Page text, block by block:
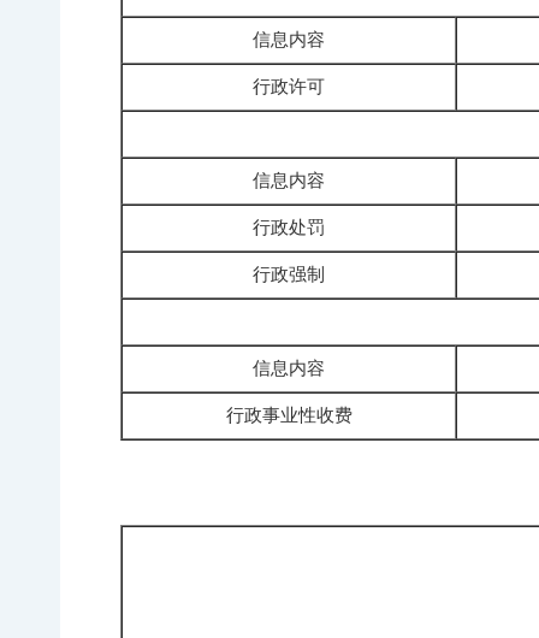
信息内容
行政许可
信息内容
行政处罚
行政强制
信息内容
行政事业性收费